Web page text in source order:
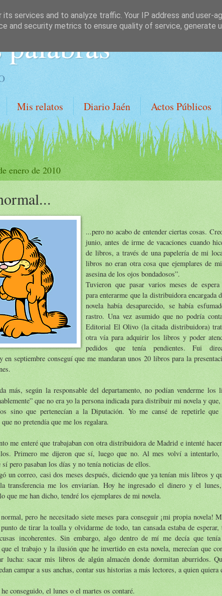
Mis relatos Diario Jaén Actos Públicos
enero de 2010
...pero no acabo de entender ciertas cosas.
junio, antes de irme de vacaciones cuando
de libros, a través de una papelería de mi
libros no eran otra cosa que ejemplares de
asesina de los ojos bondadosos”.
Tuvieron que pasar varios meses de
para enterarme que la distribuidora encargada
novela había desaparecido, se había
rastro. Una vez asumido que no podría
Editorial El Olivo (la citada distribuidora)
otra vía para adquirir los libros y poder
pedidos que tenía pendientes. Fui
en septiembre conseguí que me mandaran unos 20 libros para la
más, según la responsable del departamento, no podían venderme los
que no era yo la persona indicada para distribuir mi novela y
sino que pertenecían a la Diputación. Yo me cansé de repetirle que
no pretendía que me los regalara.
me enteré que trabajaban con otra distribuidora de Madrid e intenté
Primero me dijeron que sí, luego que no. Al mes volví a intentarlo,
sí pero pasaban los días y no tenía noticias de ellos.
un correo, casi dos meses después, diciendo que ya tenían mis libros y
transferencia me los enviarían. Hoy he ingresado el dinero y el
que me han dicho, tendré los ejemplares de mi novela.
pero he necesitado siete meses para conseguir ¡mi propia novela!
de tirar la toalla y olvidarme de todo, tan cansada estaba de esperar,
incoherentes. Sin embargo, algo dentro de mí me decía que
el trabajo y la ilusión que he invertido en esta novela, merecían que
lucha: sacar mis libros de algún almacén donde dormitan aburridos.
campar a sus anchas, contar sus historias a más lectores, a quien quiera
conseguido, el lunes o el martes os contaré.
services and to analyze traffic. Your IP address and user-
and security metrics to ensure quality of service, generate